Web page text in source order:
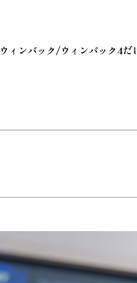
ウィンバック/ウィンバック4だ